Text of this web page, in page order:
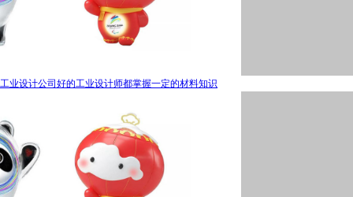
工业设计公司好的工业设计师都掌握一定的材料知识